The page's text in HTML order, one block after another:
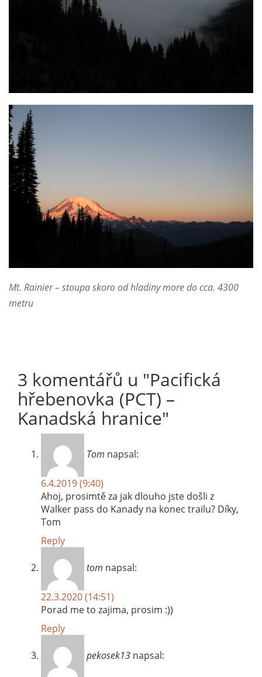
Mt. Rainier – stoupa skoro od hladiny more do cca. 4300
metru
3 komentářů u "Pacifická
hřebenovka (PCT) –
Kanadská hranice"
Tom napsal:
6.4.2019 (9:40)
Ahoj, prosimtě za jak dlouho jste došli z
Walker pass do Kanady na konec trailu? Díky,
Tom
Reply
tom napsal:
22.3.2020 (14:51)
Porad me to zajima, prosim :))
Reply
pekosek13 napsal: